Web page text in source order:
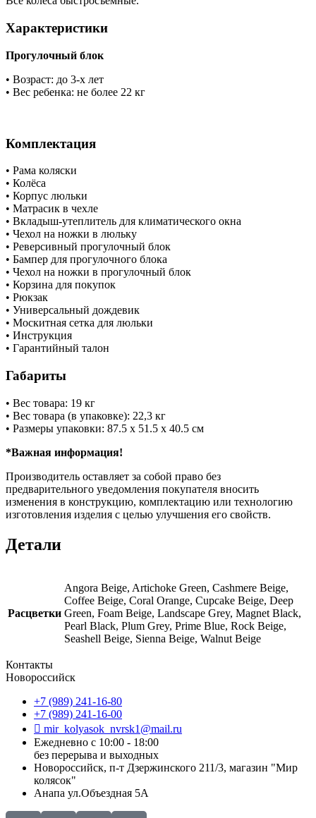
Характеристики
Прогулочный блок
• Возраст: до 3-х лет
• Вес ребенка: не более 22 кг
Комплектация
• Рама коляски
• Колёса
• Корпус люльки
• Матрасик в чехле
• Вкладыш-утеплитель для климатического окна
• Чехол на ножки в люльку
• Реверсивный прогулочный блок
• Бампер для прогулочного блока
• Чехол на ножки в прогулочный блок
• Корзина для покупок
• Рюкзак
• Универсальный дождевик
• Москитная сетка для люльки
• Инструкция
• Гарантийный талон
Габариты
• Вес товара: 19 кг
• Вес товара (в упаковке): 22,3 кг
• Размеры упаковки: 87.5 х 51.5 х 40.5 см
*Важная информация!
Производитель оставляет за собой право без
предварительного уведомления покупателя вносить
изменения в конструкцию, комплектацию или технологию
изготовления изделия с целью улучшения его свойств.
Детали
Расцветки
Angora Beige, Artichoke Green, Cashmere Beige,
Coffee Beige, Coral Orange, Cupcake Beige, Deep
Green, Foam Beige, Landscape Grey, Magnet Black,
Pearl Black, Plum Grey, Prime Blue, Rock Beige,
Seashell Beige, Sienna Beige, Walnut Beige
Контакты
Новороссийск
+7 (989) 241-16-80
+7 (989) 241-16-00
mir_kolyasok_nvrsk1@mail.ru
Ежедневно с 10:00 - 18:00
без перерыва и выходных
Новороссийск, п-т Дзержинского 211/3, магазин "Мир
колясок"
Анапа ул.Объездная 5А